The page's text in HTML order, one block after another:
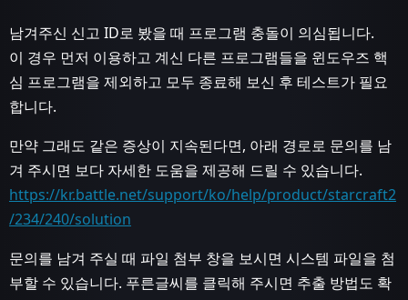
남겨주신 신고 ID로 봤을 때 프로그램 충돌이 의심됩니다.
이 경우 먼저 이용하고 계신 다른 프로그램들을 윈도우즈 핵
심 프로그램을 제외하고 모두 종료해 보신 후 테스트가 필요
합니다.
만약 그래도 같은 증상이 지속된다면, 아래 경로로 문의를 남
겨 주시면 보다 자세한 도움을 제공해 드릴 수 있습니다.
https://kr.battle.net/support/ko/help/product/starcraft2
/234/240/solution
문의를 남겨 주실 때 파일 첨부 창을 보시면 시스템 파일을 첨
부할 수 있습니다. 푸른글씨를 클릭해 주시면 추출 방법도 확